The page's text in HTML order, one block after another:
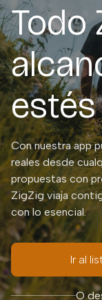
Todo
Con nuestra app
reales desde
propuestas con
ZigZig viaja
con lo esencial.
Ir al
O